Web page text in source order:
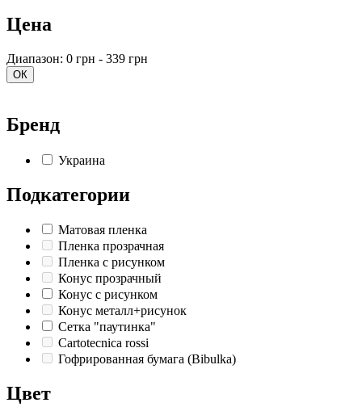
Цена
Диапазон: 0 грн - 339 грн
ОК
Бренд
Украина
Подкатегории
Матовая пленка
Пленка прозрачная
Пленка с рисунком
Конус прозрачный
Конус с рисунком
Конус металл+рисунок
Сетка "паутинка"
Cartotecnica rossi
Гофрированная бумага (Bibulka)
Цвет